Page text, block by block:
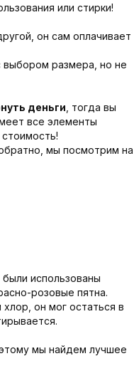
или стирки!
он сам оплачивает
размера, но не
деньги , тогда вы
все элементы
мы посмотрим на
использованы
розовые пятна.
он мог остаться в
мы найдем лучшее